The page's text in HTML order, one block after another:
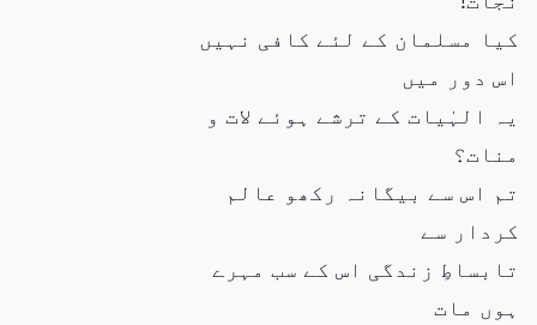
کیا مسلمان کے لئے کافی نہیں
اس دور میں
یہ الہٰیات کے ترشے ہوئے لات و
منات؟
تم اس سے بیگانہ رکھو عالم
کردار سے
تابساطِ زندگی اس کے سب مہرے
ہوں مات